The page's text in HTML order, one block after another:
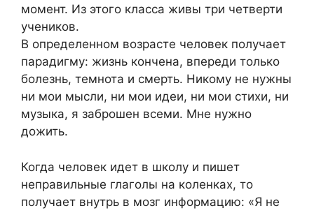
момент. Из этого класса живы три четверти
учеников.
В определенном возрасте человек получает
парадигму: жизнь кончена, впереди только
болезнь, темнота и смерть. Никому не нужны
ни мои мысли, ни мои идеи, ни мои стихи, ни
музыка, я заброшен всеми. Мне нужно
дожить.
Когда человек идет в школу и пишет
неправильные глаголы на коленках, то
получает внутрь в мозг информацию: «Я не